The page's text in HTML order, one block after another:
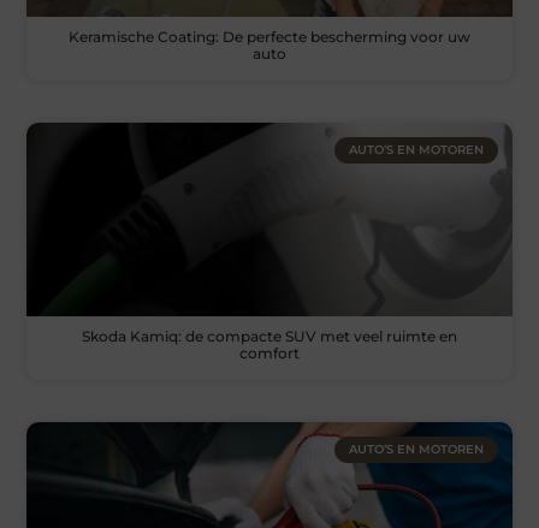
Keramische Coating: De perfecte bescherming voor uw
auto
AUTO’S EN MOTOREN
Skoda Kamiq: de compacte SUV met veel ruimte en
comfort
AUTO’S EN MOTOREN